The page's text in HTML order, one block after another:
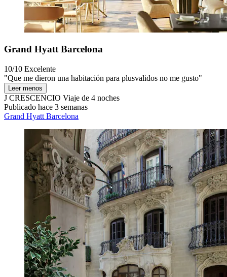
Grand Hyatt Barcelona
10/10 Excelente
"Que me dieron una habitación para plusvalidos no me gusto"
Leer menos
J CRESCENCIO Viaje de 4 noches
Publicado hace 3 semanas
Grand Hyatt Barcelona